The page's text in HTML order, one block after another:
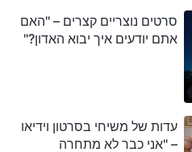
סרטים נוצריים קצרים – "האם
אתם יודעים איך יבוא האדון?"
עדות של משיחי בסרטון וידיאו
– "אני כבר לא מתחרה